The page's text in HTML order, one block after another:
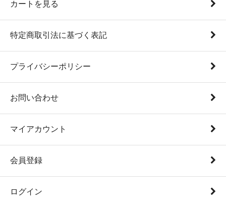
カートを見る
特定商取引法に基づく表記
プライバシーポリシー
お問い合わせ
マイアカウント
会員登録
ログイン